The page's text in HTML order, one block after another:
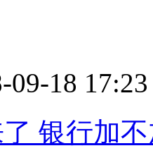
09-18 17:23
银行加